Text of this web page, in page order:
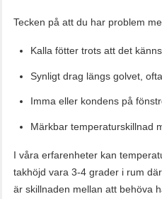
Tecken på att du har problem
Kalla fötter trots att det
Synligt drag längs golvet,
Imma eller kondens på
Märkbar temperaturskillnad
I våra erfarenheter kan
takhöjd vara 3-4 grader i rum
är skillnaden mellan att behöva